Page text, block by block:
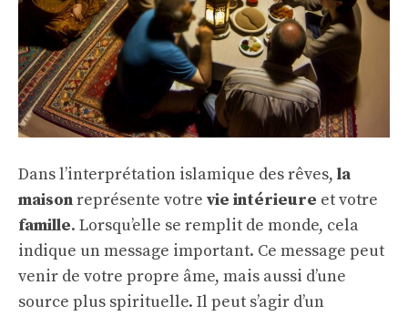
Dans l’interprétation islamique des rêves, la
maisonreprésente votre vie intérieure et votre
famille. Lorsqu’elle se remplit de monde, cela
indique un message important. Ce message peut
venir de votre propre âme, mais aussi d’une
source plus spirituelle. Il peut s’agir d’un